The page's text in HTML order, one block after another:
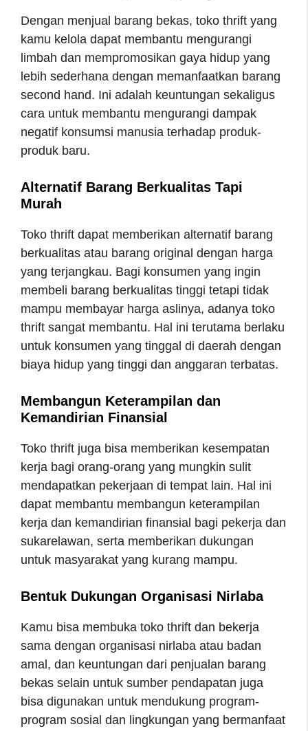
Dengan menjual barang bekas, toko thrift yang
kamu kelola dapat membantu mengurangi
limbah dan mempromosikan gaya hidup yang
lebih sederhana dengan memanfaatkan barang
second hand. Ini adalah keuntungan sekaligus
cara untuk membantu mengurangi dampak
negatif konsumsi manusia terhadap produk-
produk baru.
Alternatif Barang Berkualitas Tapi
Murah
Toko thrift dapat memberikan alternatif barang
berkualitas atau barang original dengan harga
yang terjangkau. Bagi konsumen yang ingin
membeli barang berkualitas tinggi tetapi tidak
mampu membayar harga aslinya, adanya toko
thrift sangat membantu. Hal ini terutama berlaku
untuk konsumen yang tinggal di daerah dengan
biaya hidup yang tinggi dan anggaran terbatas.
Membangun Keterampilan dan
Kemandirian Finansial
Toko thrift juga bisa memberikan kesempatan
kerja bagi orang-orang yang mungkin sulit
mendapatkan pekerjaan di tempat lain. Hal ini
dapat membantu membangun keterampilan
kerja dan kemandirian finansial bagi pekerja dan
sukarelawan, serta memberikan dukungan
untuk masyarakat yang kurang mampu.
Bentuk Dukungan Organisasi Nirlaba
Kamu bisa membuka toko thrift dan bekerja
sama dengan organisasi nirlaba atau badan
amal, dan keuntungan dari penjualan barang
bekas selain untuk sumber pendapatan juga
bisa digunakan untuk mendukung program-
program sosial dan lingkungan yang bermanfaat